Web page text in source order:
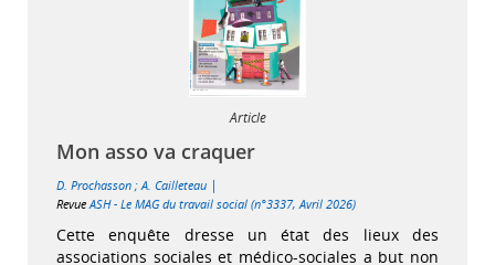
Article
Mon asso va craquer
D. Prochasson ;A. Cailleteau |
RevueASH - Le MAG du travail social (n°3337, Avril 2026)
Cette enquête dresse un état des lieux des
associations sociales et médico-sociales a but non